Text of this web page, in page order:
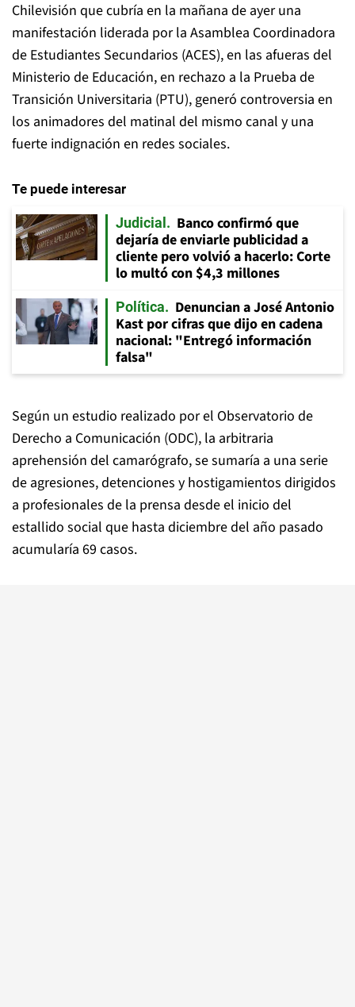
Chilevisión que cubría en la mañana de ayer una
manifestación liderada por la Asamblea Coordinadora
de Estudiantes Secundarios (ACES), en las afueras del
Ministerio de Educación, en rechazo a la Prueba de
Transición Universitaria (PTU), generó controversia en
los animadores del matinal del mismo canal y una
fuerte indignación en redes sociales.
Te puede interesar
Judicial
Banco confirmó que
dejaría de enviarle publicidad a
cliente pero volvió a hacerlo: Corte
lo multó con $4,3 millones
Política
Denuncian a José Antonio
Kast por cifras que dijo en cadena
nacional: "Entregó información
falsa"
Según un estudio realizado por el Observatorio de
Derecho a Comunicación (ODC), la arbitraria
aprehensión del camarógrafo, se sumaría a una serie
de agresiones, detenciones y hostigamientos dirigidos
a profesionales de la prensa desde el inicio del
estallido social que hasta diciembre del año pasado
acumularía 69 casos.